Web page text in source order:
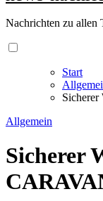
Nachrichten zu allen
Start
Allgemein
Sicherer